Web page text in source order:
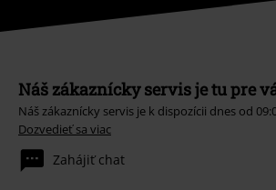
Náš zákaznícky servis je tu pre
Náš zákaznícky servis je k dispozícii dnes od
Dozvedieť sa viac
Zahájiť chat